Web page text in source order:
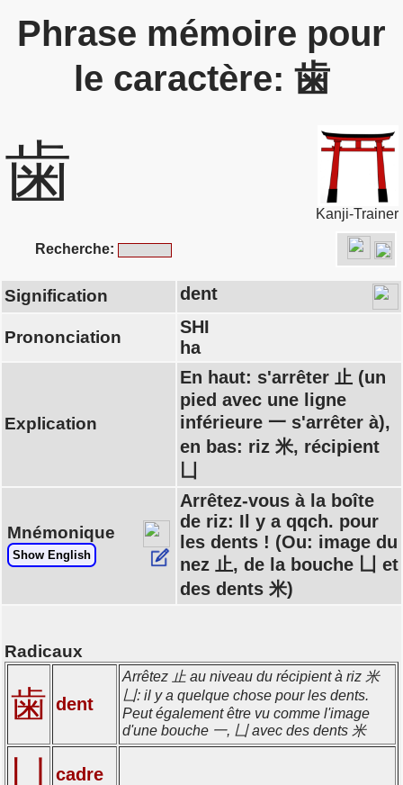
Phrase mémoire pour
le caractère: 歯
歯
Kanji-Trainer
Recherche:
Signification dent
Prononciation
SHI
ha
Explication
En haut: s'arrêter 止 (un
pied avec une ligne
inférieure 一 s'arrêter à),
en bas: riz 米, récipient
凵
Mnémonique
Show English
Arrêtez-vous à la boîte
de riz: Il y a qqch. pour
les dents ! (Ou: image du
nez 止, de la bouche 凵 et
des dents 米)
Radicaux
歯 dent
Arrêtez 止 au niveau du récipient à riz 米
凵: il y a quelque chose pour les dents.
Peut également être vu comme l'image
d'une bouche 一, 凵 avec des dents 米
cadre